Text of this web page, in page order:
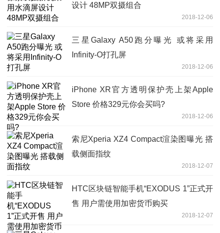
设计 48MP双摄组合
2018-12-06
三星Galaxy A50跑分曝光 或将采用
Infinity-O打孔屏
2018-12-06
iPhone XR官方透明保护壳上架Apple
Store 价格329元你会买吗?
2018-12-06
索尼Xperia XZ4 Compact渲染图曝光 搭
载侧面指纹
2018-12-07
HTC区块链智能手机“EXODUS 1”正式开
售 用户需使用加密货币购买
2018-12-07